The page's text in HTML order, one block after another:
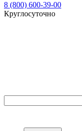
8 (800) 600-39-00
Круглосуточно